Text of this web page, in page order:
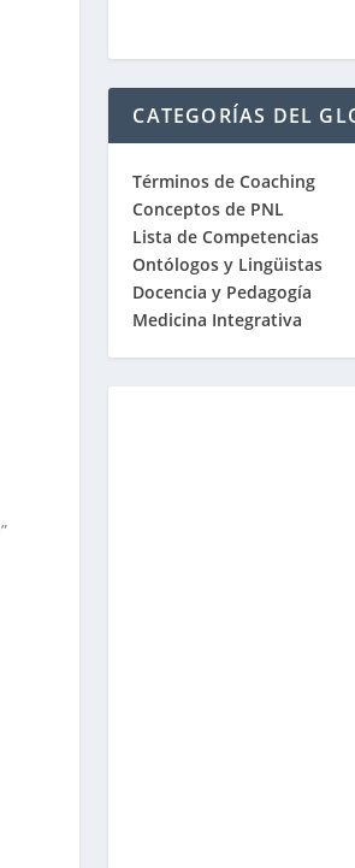
CATEGORÍAS DEL
Términos de Coaching
Conceptos de PNL
Lista de Competencias
Ontólogos y Lingüistas
Docencia y Pedagogía
Medicina Integrativa